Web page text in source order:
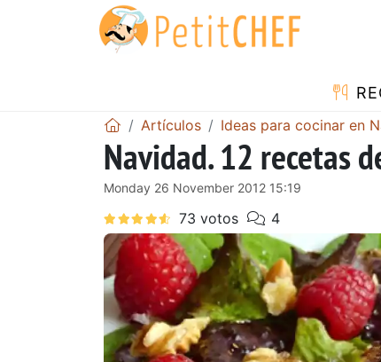
Artículos Ideas para cocinar en
Navidad. 12 recetas
Monday 26 November 2012 15:19